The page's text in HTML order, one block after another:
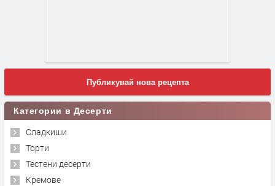
Публикувай нова рецепта
Категории в Десерти
Сладкиши
Торти
Тестени десерти
Кремове